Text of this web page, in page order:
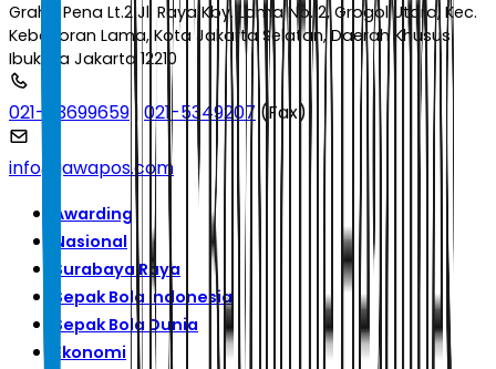
Graha Pena Lt.2 Jl. Raya Kby. Lama No.12, Grogol Utara, Kec.
Kebayoran Lama, Kota Jakarta Selatan, Daerah Khusus
Ibukota Jakarta 12210
021-53699659| 021-5349207 (Fax)
info@jawapos.com
Awarding
Nasional
Surabaya Raya
Sepak Bola Indonesia
Sepak Bola Dunia
Ekonomi